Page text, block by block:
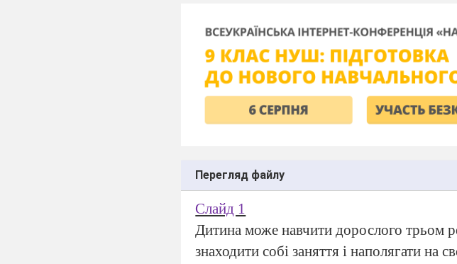
Перегляд файлу
Слайд 1
Дитина може навчити дорослого трьом
знаходити собі заняття і наполягати на